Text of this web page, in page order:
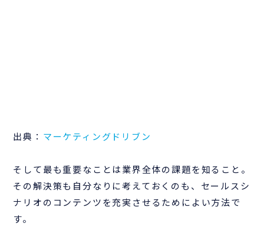
出典： マーケティングドリブン
そして最も重要なことは業界全体の課題を知ること。
その解決策も自分なりに考えておくのも、セールスシ
ナリオのコンテンツを充実させるためによい方法で
す。